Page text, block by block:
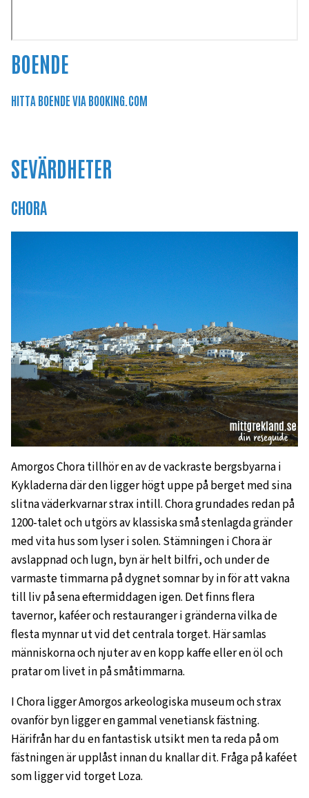
BOENDE
HITTA BOENDE VIA BOOKING.COM
SEVÄRDHETER
CHORA
Amorgos Chora tillhör en av de vackraste bergsbyarna i
Kykladerna där den ligger högt uppe på berget med sina
slitna väderkvarnar strax intill. Chora grundades redan på
1200-talet och utgörs av klassiska små stenlagda gränder
med vita hus som lyser i solen. Stämningen i Chora är
avslappnad och lugn, byn är helt bilfri, och under de
varmaste timmarna på dygnet somnar by in för att vakna
till liv på sena eftermiddagen igen. Det finns flera
tavernor, kaféer och restauranger i gränderna vilka de
flesta mynnar ut vid det centrala torget. Här samlas
människorna och njuter av en kopp kaffe eller en öl och
pratar om livet in på småtimmarna.
I Chora ligger Amorgos arkeologiska museum och strax
ovanför byn ligger en gammal venetiansk fästning.
Härifrån har du en fantastisk utsikt men ta reda på om
fästningen är upplåst innan du knallar dit. Fråga på kaféet
som ligger vid torget Loza.